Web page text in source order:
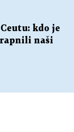
kdo je
naši